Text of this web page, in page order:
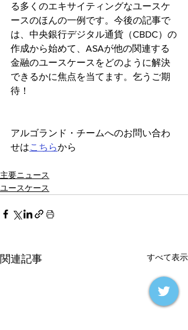
る多くのエキサイティングなユースケ
ースのほんの一例です。今後の記事で
は、中央銀行デジタル通貨（CBDC）の
作成から始めて、ASAが他の関連する
金融のユースケースをどのように解決
できるかに焦点を当てます。乞うご期
待！
アルゴランド・チームへのお問い合わ
せはこちらから
主要ニュース
ユースケース
関連記事 すべて表示